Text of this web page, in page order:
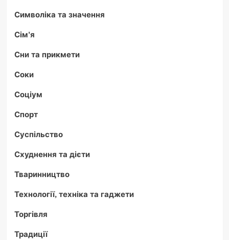
Символіка та значення
Сім'я
Сни та прикмети
Соки
Соціум
Спорт
Суспільство
Схуднення та дієти
Тваринництво
Технології, техніка та гаджети
Торгівля
Традиції